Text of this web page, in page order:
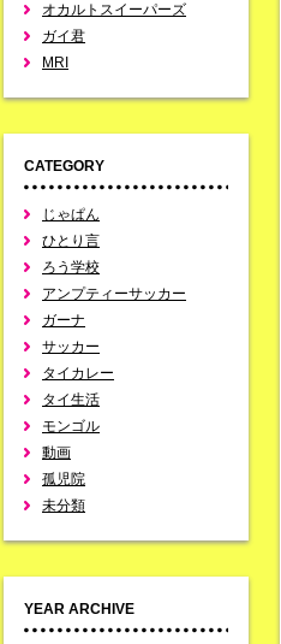
オカルトスイーパーズ
ガイ君
MRI
CATEGORY
じゃぱん
ひとり言
ろう学校
アンプティーサッカー
ガーナ
サッカー
タイカレー
タイ生活
モンゴル
動画
孤児院
未分類
YEAR ARCHIVE